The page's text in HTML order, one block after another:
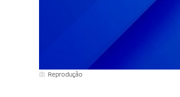
Reprodução